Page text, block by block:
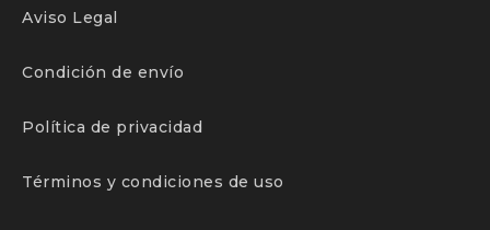
Aviso Legal
Condición de envío
Política de privacidad
Términos y condiciones de uso